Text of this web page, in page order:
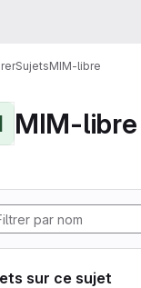
SujetsMIM-libre
MIM-libre
sur ce sujet